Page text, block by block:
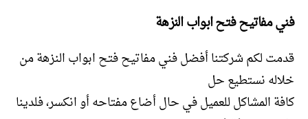
فني مفاتيح فتح ابواب النزهة
قدمت لكم شركتنا أفضل فني مفاتيح فتح ابواب النزهة من
خلاله نستطيع حل
كافة المشاكل للعميل في حال أضاع مفتاحه أو انكسر، فلدينا